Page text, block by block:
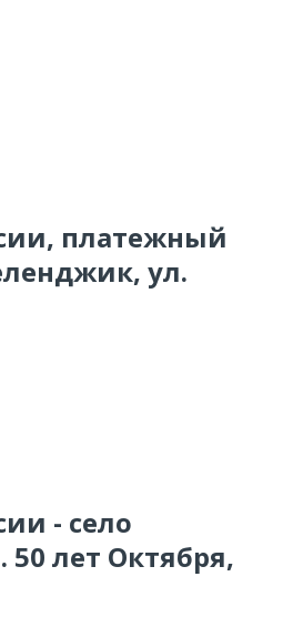
платежный
ул.
- село
50 лет Октября,